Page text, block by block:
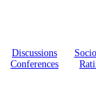
Discussions
Conferences